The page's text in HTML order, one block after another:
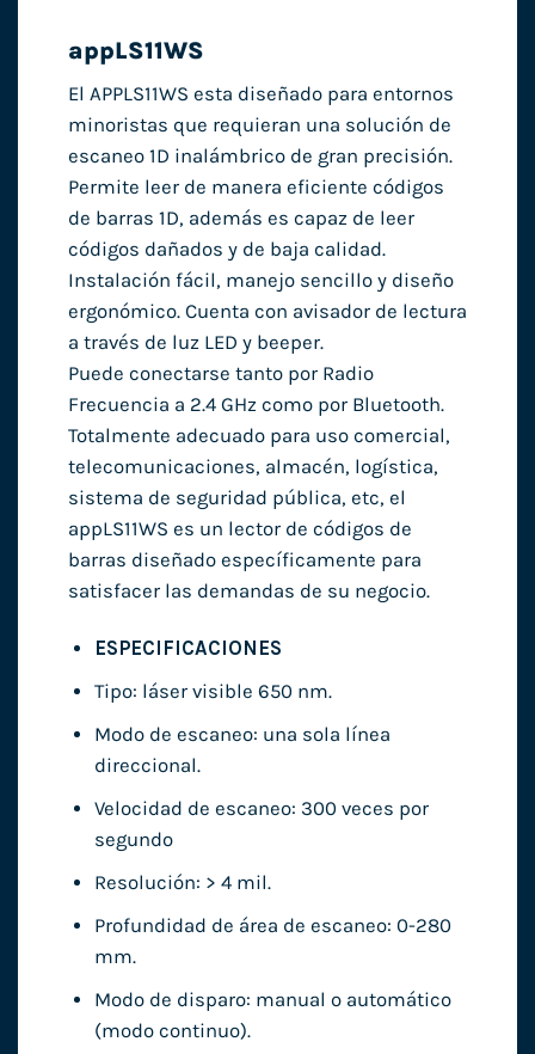
appLS11WS
El APPLS11WS esta diseñado para entornos
minoristas que requieran una solución de
escaneo 1D inalámbrico de gran precisión.
Permite leer de manera eficiente códigos
de barras 1D, además es capaz de leer
códigos dañados y de baja calidad.
Instalación fácil, manejo sencillo y diseño
ergonómico. Cuenta con avisador de lectura
a través de luz LED y beeper.
Puede conectarse tanto por Radio
Frecuencia a 2.4 GHz como por Bluetooth.
Totalmente adecuado para uso comercial,
telecomunicaciones, almacén, logística,
sistema de seguridad pública, etc, el
appLS11WS es un lector de códigos de
barras diseñado específicamente para
satisfacer las demandas de su negocio.
ESPECIFICACIONES
Tipo: láser visible 650 nm.
Modo de escaneo: una sola línea
direccional.
Velocidad de escaneo: 300 veces por
segundo
Resolución: > 4 mil.
Profundidad de área de escaneo: 0-280
mm.
Modo de disparo: manual o automático
(modo continuo).